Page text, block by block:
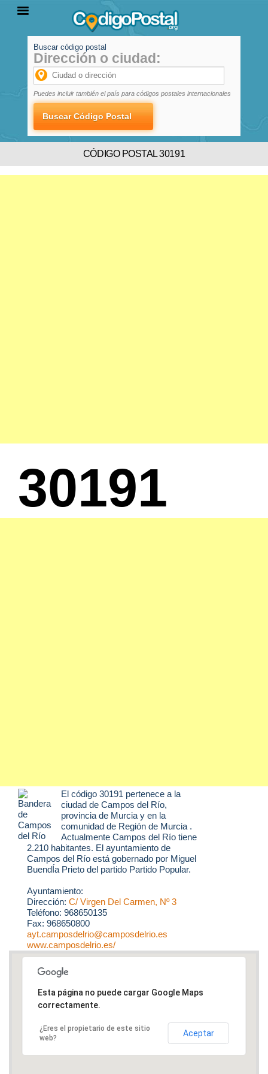
PROVINCIAS
LOCALIDADES
Buscar código postal
Dirección o ciudad:
Puedes incluir también el país para códigos postales internacionales
CÓDIGO POSTAL 30191
30191
El código 30191 pertenece a la
ciudad de Campos del Río,
provincia de Murcia y en la
comunidad de Región de Murcia .
Actualmente Campos del Río tiene
2.210 habitantes. El ayuntamiento de
Campos del Río está gobernado por Miguel
BuendÍa Prieto del partido Partido Popular.
Ayuntamiento:
Dirección: C/ Virgen Del Carmen, Nº 3
Teléfono: 968650135
Fax: 968650800
ayt.camposdelrio@camposdelrio.es
www.camposdelrio.es/
Esta página no puede cargar Google Maps
correctamente.
¿Eres el propietario de este sitio
web?
Aceptar